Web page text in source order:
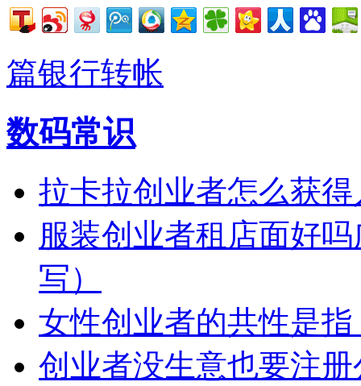
篇银行转帐
数码常识
拉卡拉创业者怎么获
服装创业者租店面好
写）
女性创业者的共性是
创业者没生意也要注